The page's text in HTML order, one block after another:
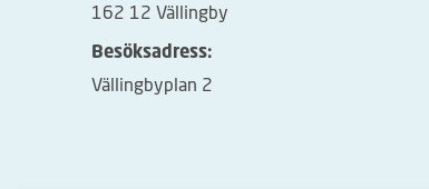
162 12 Vällingby
Besöksadress:
Vällingbyplan 2